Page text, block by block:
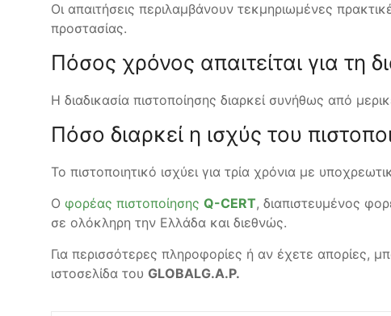
Οι απαιτήσεις περιλαμβάνουν τεκμηριωμένες
προστασίας.
Πόσος χρόνος απαιτείται για τη
Η διαδικασία πιστοποίησης διαρκεί συνήθως από
Πόσο διαρκεί η ισχύς του
Το πιστοποιητικό ισχύει για τρία χρόνια με
Ο φορέας πιστοποίησης Q-CERT, διαπιστευμένος
σε ολόκληρη την Ελλάδα και διεθνώς.
Για περισσότερες πληροφορίες ή αν έχετε απορίες,
ιστοσελίδα του GLOBALG.A.P.